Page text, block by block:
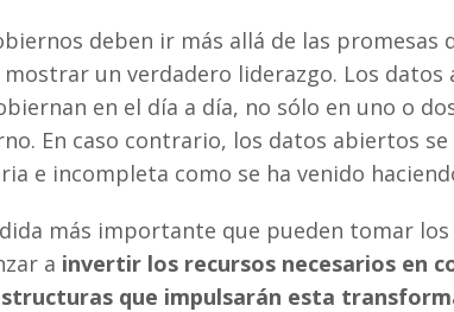
deben ir más allá de las
un verdadero liderazgo. Los
en el día a día, no sólo en uno o
En caso contrario, los datos abiertos
e incompleta como se ha venido
más importante que pueden tomar
a invertir los recursos necesarios en
que impulsarán esta